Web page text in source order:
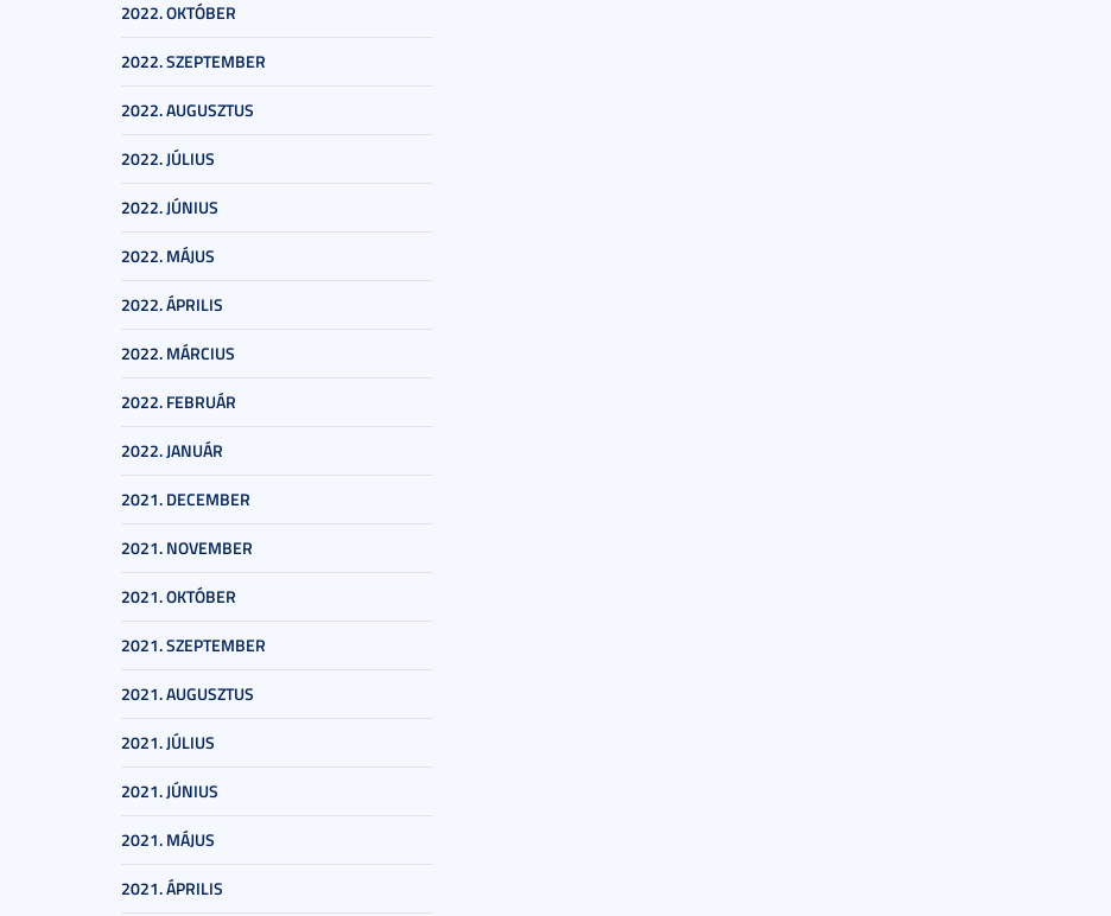
2022. OKTÓBER
2022. SZEPTEMBER
2022. AUGUSZTUS
2022. JÚLIUS
2022. JÚNIUS
2022. MÁJUS
2022. ÁPRILIS
2022. MÁRCIUS
2022. FEBRUÁR
2022. JANUÁR
2021. DECEMBER
2021. NOVEMBER
2021. OKTÓBER
2021. SZEPTEMBER
2021. AUGUSZTUS
2021. JÚLIUS
2021. JÚNIUS
2021. MÁJUS
2021. ÁPRILIS